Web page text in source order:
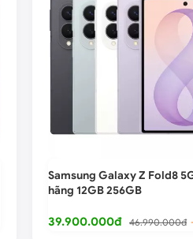
Samsung Galaxy Z Fold8
hãng 12GB 256GB
39.900.000đ 46.990.000đ